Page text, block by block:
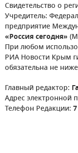
Свидетельство о
Учредитель:
предприятие
«Россия сегодня»
При любом
РИА Новости Крым
обязательна не
Главный редактор:
Адрес электронной
Телефон Редакции: